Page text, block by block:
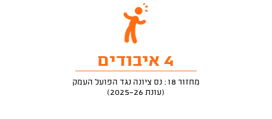
4 איבודים
מחזור 18: נס ציונה נגד הפועל העמק
(עונת 2025-26)